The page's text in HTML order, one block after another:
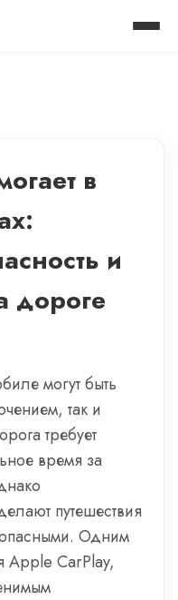
в
и
дороге
могут быть
так и
требует
время за
путешествия
Одним
Apple CarPlay,